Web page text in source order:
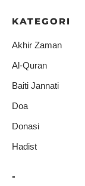
KATEGORI
Akhir Zaman
Al-Quran
Baiti Jannati
Doa
Donasi
Hadist
-